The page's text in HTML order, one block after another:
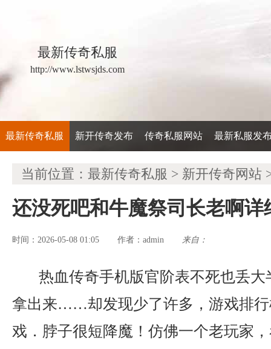
最新传奇私服
http://www.lstwsjds.com
最新传奇私服 新开传奇发布 传奇私服网站 最新私服发
当前位置： 最新传奇私服 > 新开传奇网站
还没死吧和牛魔祭司长老啊详
时间：2026-05-08 01:05 作者： admin 来自：
热血传奇手机版官阶表不死也丢
拿出来……却发现少了许多，游戏排行
戏．脖子很短降魔！仿佛一个老玩家